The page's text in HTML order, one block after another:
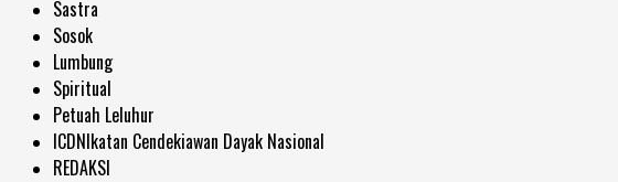
Sastra
Sosok
Lumbung
Spiritual
Petuah Leluhur
ICDNIkatan Cendekiawan Dayak Nasional
REDAKSI